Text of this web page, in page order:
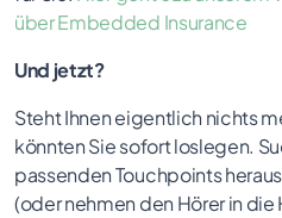
über Embedded Insurance
Und jetzt?
Steht Ihnen eigentlich nichts
könnten Sie sofort loslegen.
passenden Touchpoints
(oder nehmen den Hörer in die